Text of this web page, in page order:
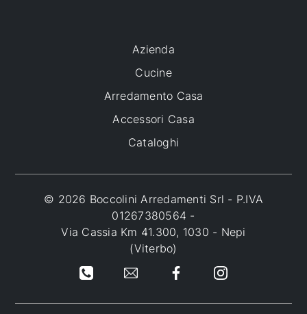
Azienda
Cucine
Arredamento Casa
Accessori Casa
Cataloghi
© 2026 Boccolini Arredamenti Srl - P.IVA
01267380564 -
Via Cassia Km 41.300, 1030 - Nepi
(Viterbo)